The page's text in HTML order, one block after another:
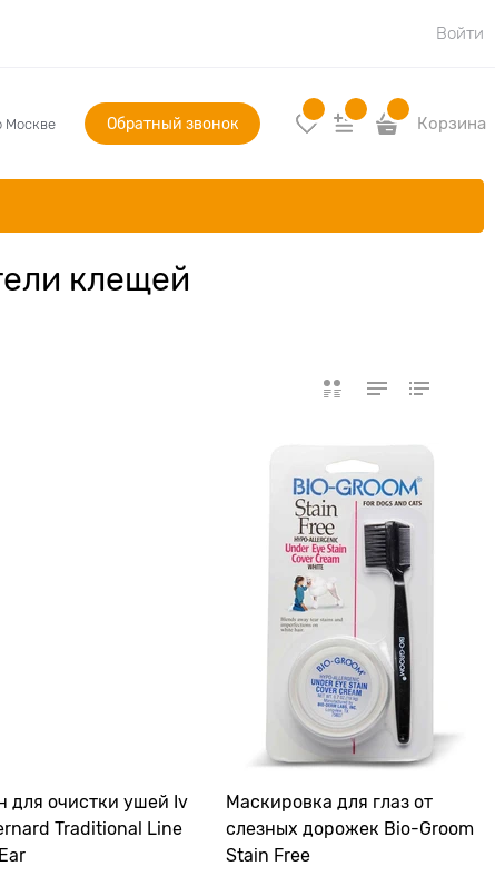
Войти
Москве Обратный звонок Корзина
клещей
для очистки ушей Iv
Traditional Line
Маскировка для глаз от
слезных дорожек Bio-Groom
Stain Free